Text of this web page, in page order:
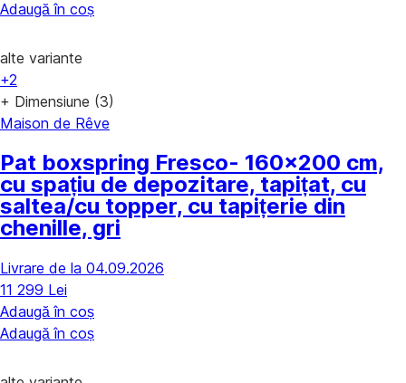
Adaugă în coș
alte variante
+2
+ Dimensiune (3)
Maison de Rêve
Pat boxspring Fresco- 160x200 cm,
cu spațiu de depozitare, tapițat, cu
saltea/cu topper, cu tapițerie din
chenille, gri
Livrare de la 04.09.2026
11 299 Lei
Adaugă în coș
Adaugă în coș